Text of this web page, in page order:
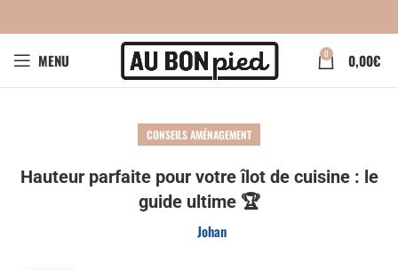
MENU 0 0,00€
CONSEILS AMÉNAGEMENT
Hauteur parfaite pour votre îlot de cuisine : le
guide ultime 🏆
Johan